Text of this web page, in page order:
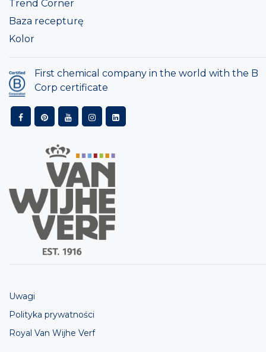
Trend Corner
Baza recepturę
Kolor
First chemical company in the world with the B
Corp certificate
Uwagi
Polityka prywatności
Royal Van Wijhe Verf